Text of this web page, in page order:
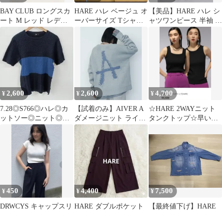
BAY CLUB ロングスカ
ート M レッド レディ
ース
HARE ハレ ベージュ オ
ーバーサイズ Tシャツ
五分袖 7分袖ポケット
【美品】HARE ハレ シ
ャツワンピース 半袖 ロ
ング丈 モード系 F ベー
¥2,600
7.28◎S766◎ハレ◎カ
ットソー◎ニット◎半
¥2,600
【試着のみ】AIVER A
ダメージニット ライト
グレー オーバーサイズ
¥4,700
☆HARE 2WAYニット
タンクトップ☆早い者
¥450
DRWCYS キャップスリ
¥4,400
HARE ダブルポケット
¥ 7,500
【最終値下げ】HARE